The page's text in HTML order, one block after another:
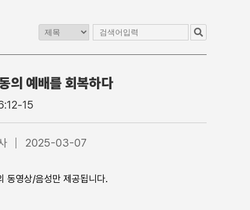
3청년부
의 예배를 회복하다
15
2025-03-07
동영상/음성만 제공됩니다.